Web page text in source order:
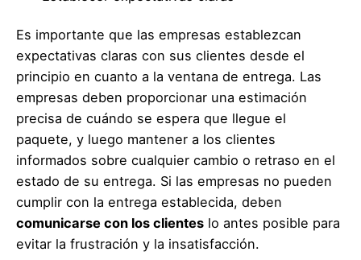
Es importante que las empresas establezcan
expectativas claras con sus clientes desde el
principio en cuanto a la ventana de entrega. Las
empresas deben proporcionar una estimación
precisa de cuándo se espera que llegue el
paquete, y luego mantener a los clientes
informados sobre cualquier cambio o retraso en el
estado de su entrega. Si las empresas no pueden
cumplir con la entrega establecida, deben
comunicarse con los clientes lo antes posible para
evitar la frustración y la insatisfacción.